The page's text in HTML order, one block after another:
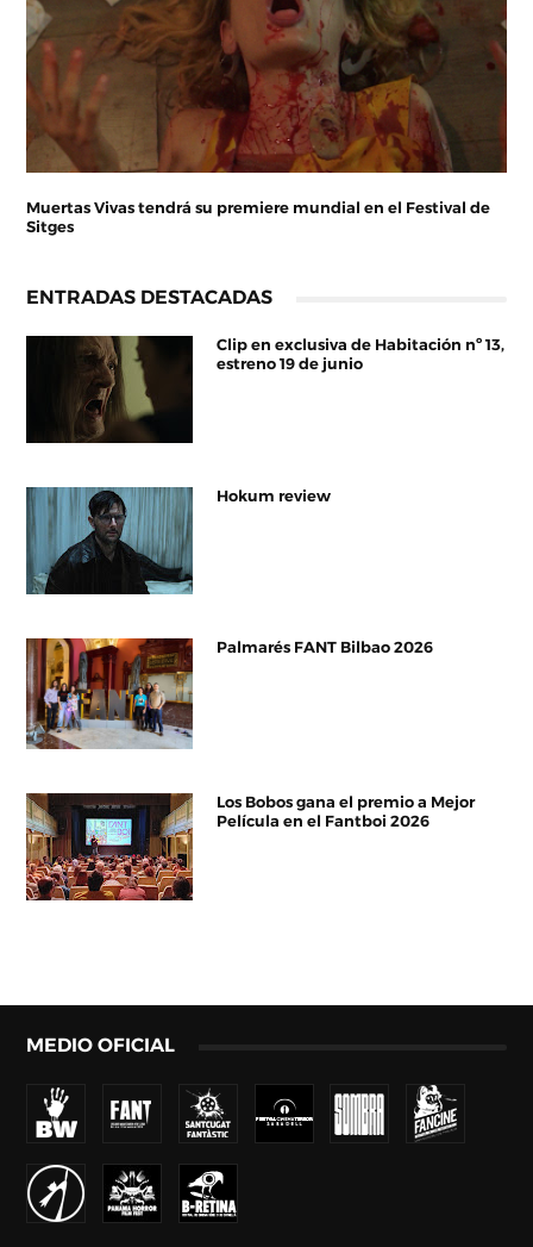
Muertas Vivas tendrá su premiere mundial en el Festival de
Sitges
ENTRADAS DESTACADAS
Clip en exclusiva de Habitación nº 13,
estreno 19 de junio
Hokum review
Palmarés FANT Bilbao 2026
Los Bobos gana el premio a Mejor
Película en el Fantboi 2026
MEDIO OFICIAL